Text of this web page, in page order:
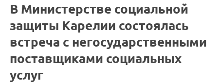
В Министерстве социальной
защиты Карелии состоялась
встреча с негосударственными
поставщиками социальных
услуг